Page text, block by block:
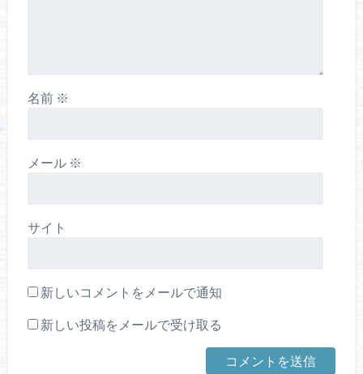
名前 ※
メール ※
サイト
新しいコメントをメールで通知
新しい投稿をメールで受け取る